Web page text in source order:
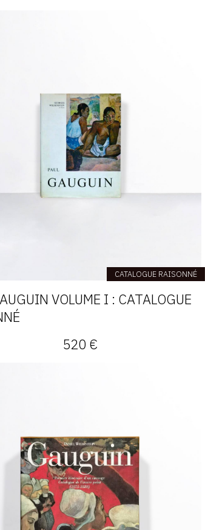
CATALOGUE RAISONNÉ
VOLUME I : CATALOGUE
520 €